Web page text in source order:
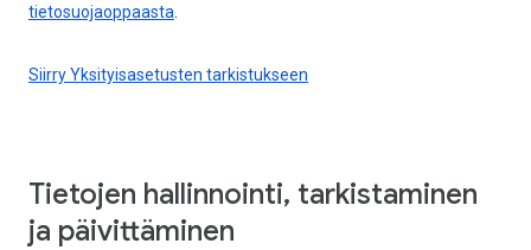
tietosuojaoppaasta
Siirry Yksityisasetusten tarkistukseen
Tietojen hallinnointi, tarkistaminen
ja päivittäminen